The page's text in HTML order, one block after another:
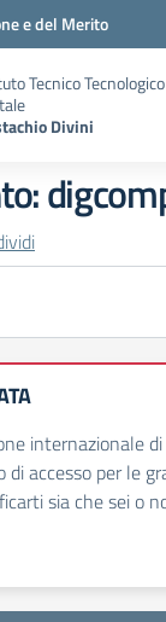
e del Merito
Tecnico Tecnologico
Divini
internazionale
di accesso per le
sia che sei o